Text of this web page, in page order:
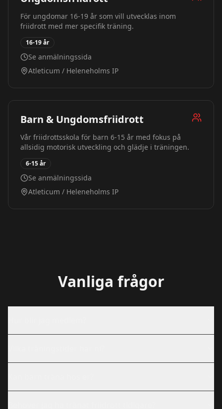
För ungdomar 16-19 år som vill utvecklas inom
friidrott med mer specifik träning.
16-19 år
Se anmälningssida
Atleticum / Heleneholms IP
Barn & Ungdomsfriidrott
Vår friidrottsskola för barn 6-15 år med fokus på
allsidig motorisk utveckling och glädje i träningen.
6-15 år
Se anmälningssida
Atleticum / Heleneholms IP
Vanliga frågor